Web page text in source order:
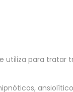
utiliza para